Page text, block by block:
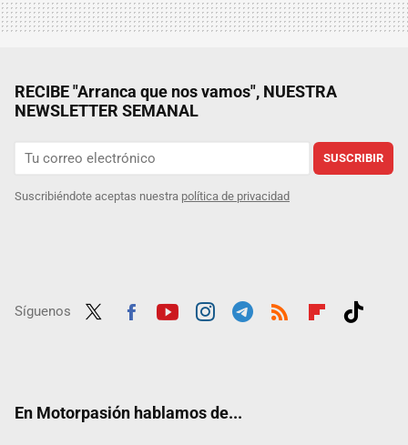
RECIBE "Arranca que nos vamos", NUESTRA
NEWSLETTER SEMANAL
SUSCRIBIR
Suscribiéndote aceptas nuestra política de privacidad
Síguenos
En Motorpasión hablamos de...